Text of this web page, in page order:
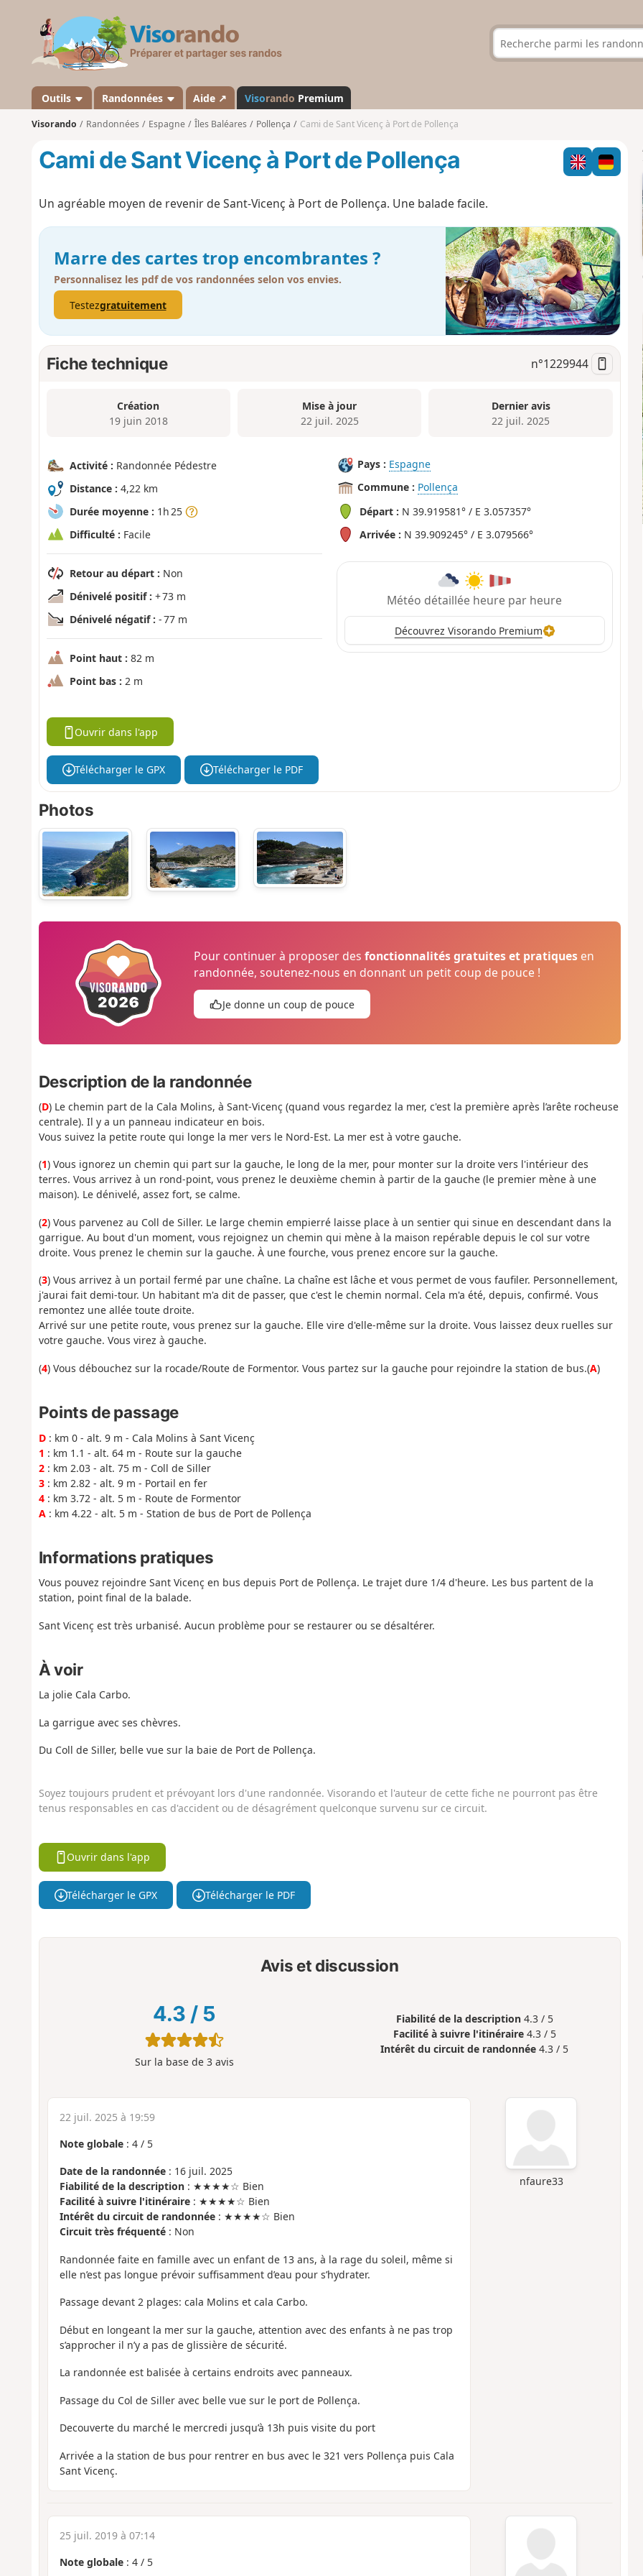
s
a
n
d
Outils Randonnées Aide ↗ Visorando Premium
Visorando Randonnées Espagne Îles Baléares Pollença Cami de Sant Vicenç à Port de Pollença
Cami de Sant Vicenç à Port de Pollença
Un agréable moyen de revenir de Sant-Vicenç à Port de Pollença. Une balade facile.
Marre des cartes trop encombrantes ?
Personnalisez les pdf de vos randonnées selon vos envies.
Testezgratuitement
Fiche technique n°1229944
Création
19 juin 2018
Mise à jour
22 juil. 2025
Dernier avis
22 juil. 2025
Activité : Randonnée Pédestre
Distance : 4,22 km
Durée moyenne : 1h 25
Difficulté : Facile
Retour au départ : Non
Dénivelé positif : + 73 m
Dénivelé négatif : - 77 m
Point haut : 82 m
Point bas : 2 m
Pays : Espagne
Commune : Pollença
Départ : N 39.919581° / E 3.057357°
Arrivée : N 39.909245° / E 3.079566°
Météo détaillée heure par heure
Découvrez Visorando Premium
Ouvrir dans l'app
Télécharger le GPX Télécharger le PDF
Photos
Pour continuer à proposer desfonctionnalités gratuites et pratiques en
randonnée, soutenez-nous en donnant un petit coup de pouce !
Je donne un coup de pouce
Description de la randonnée
(D) Le chemin part de la Cala Molins, à Sant-Vicenç (quand vous regardez la mer, c'est la première après l’arête rocheuse
centrale). Il y a un panneau indicateur en bois.
Vous suivez la petite route qui longe la mer vers le Nord-Est. La mer est à votre gauche.
(1) Vous ignorez un chemin qui part sur la gauche, le long de la mer, pour monter sur la droite vers l'intérieur des
terres. Vous arrivez à un rond-point, vous prenez le deuxième chemin à partir de la gauche (le premier mène à une
maison). Le dénivelé, assez fort, se calme.
(2) Vous parvenez au Coll de Siller. Le large chemin empierré laisse place à un sentier qui sinue en descendant dans la
garrigue. Au bout d'un moment, vous rejoignez un chemin qui mène à la maison repérable depuis le col sur votre
droite. Vous prenez le chemin sur la gauche. À une fourche, vous prenez encore sur la gauche.
(3) Vous arrivez à un portail fermé par une chaîne. La chaîne est lâche et vous permet de vous faufiler. Personnellement,
j'aurai fait demi-tour. Un habitant m'a dit de passer, que c'est le chemin normal. Cela m'a été, depuis, confirmé. Vous
remontez une allée toute droite.
Arrivé sur une petite route, vous prenez sur la gauche. Elle vire d'elle-même sur la droite. Vous laissez deux ruelles sur
votre gauche. Vous virez à gauche.
(4) Vous débouchez sur la rocade/Route de Formentor. Vous partez sur la gauche pour rejoindre la station de bus.(A)
Points de passage
D: km 0 - alt. 9 m - Cala Molins à Sant Vicenç
1 : km 1.1 - alt. 64 m - Route sur la gauche
2: km 2.03 - alt. 75 m - Coll de Siller
3: km 2.82 - alt. 9 m - Portail en fer
4: km 3.72 - alt. 5 m - Route de Formentor
A: km 4.22 - alt. 5 m - Station de bus de Port de Pollença
Informations pratiques
Vous pouvez rejoindre Sant Vicenç en bus depuis Port de Pollença. Le trajet dure 1/4 d'heure. Les bus partent de la
station, point final de la balade.
Sant Vicenç est très urbanisé. Aucun problème pour se restaurer ou se désaltérer.
À voir
La jolie Cala Carbo.
La garrigue avec ses chèvres.
Du Coll de Siller, belle vue sur la baie de Port de Pollença.
Soyez toujours prudent et prévoyant lors d'une randonnée. Visorando et l'auteur de cette fiche ne pourront pas être
tenus responsables en cas d'accident ou de désagrément quelconque survenu sur ce circuit.
Ouvrir dans l'app
Télécharger le GPX Télécharger le PDF
Avis et discussion
4.3 / 5
Sur la base de 3avis
Fiabilité de la description 4.3 / 5
Facilité à suivre l'itinéraire 4.3 / 5
Intérêt du circuit de randonnée 4.3 / 5
nfaure33
22 juil. 2025 à 19:59
Note globale: 4/ 5
Date de la randonnée: 16 juil. 2025
Fiabilité de la description: ★★★★☆ Bien
Facilité à suivre l'itinéraire: ★★★★☆ Bien
Intérêt du circuit de randonnée: ★★★★☆ Bien
Circuit très fréquenté: Non
Randonnée faite en famille avec un enfant de 13 ans, à la rage du soleil, même si
elle n’est pas longue prévoir suffisamment d’eau pour s’hydrater.
Passage devant 2 plages: cala Molins et cala Carbo.
Début en longeant la mer sur la gauche, attention avec des enfants à ne pas trop
s’approcher il n’y a pas de glissière de sécurité.
La randonnée est balisée à certains endroits avec panneaux.
Passage du Col de Siller avec belle vue sur le port de Pollença.
Decouverte du marché le mercredi jusqu’à 13h puis visite du port
Arrivée a la station de bus pour rentrer en bus avec le 321 vers Pollença puis Cala
Sant Vicenç.
25 juil. 2019 à 07:14
Note globale: 4/ 5